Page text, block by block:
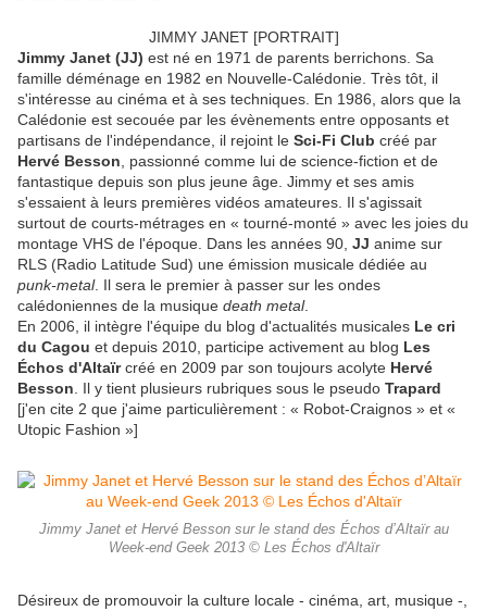
JIMMY JANET [PORTRAIT]
Jimmy Janet (JJ) est né en 1971 de parents berrichons. Sa
famille déménage en 1982 en Nouvelle-Calédonie. Très tôt, il
s'intéresse au cinéma et à ses techniques. En 1986, alors que la
Calédonie est secouée par les évènements entre opposants et
partisans de l'indépendance, il rejoint le Sci-Fi Club créé par
Hervé Besson , passionné comme lui de science-fiction et de
fantastique depuis son plus jeune âge. Jimmy et ses amis
s'essaient à leurs premières vidéos amateures. Il s'agissait
surtout de courts-métrages en « tourné-monté » avec les joies du
montage VHS de l'époque. Dans les années 90, JJ anime sur
RLS (Radio Latitude Sud) une émission musicale dédiée au
punk-metal. Il sera le premier à passer sur les ondes
calédoniennes de la musique death metal.
En 2006, il intègre l'équipe du blog d'actualités musicales Le cri
du Cagou et depuis 2010, participe activement au blog Les
Échos d'Altaïr créé en 2009 par son toujours acolyte Hervé
Besson . Il y tient plusieurs rubriques sous le pseudo Trapard
[j'en cite 2 que j'aime particulièrement : « Robot-Craignos » et «
Utopic Fashion »]
Jimmy Janet et Hervé Besson sur le stand des Échos d’Altaïr au
Week-end Geek 2013 © Les Échos d'Altaïr
Désireux de promouvoir la culture locale - cinéma, art, musique -,